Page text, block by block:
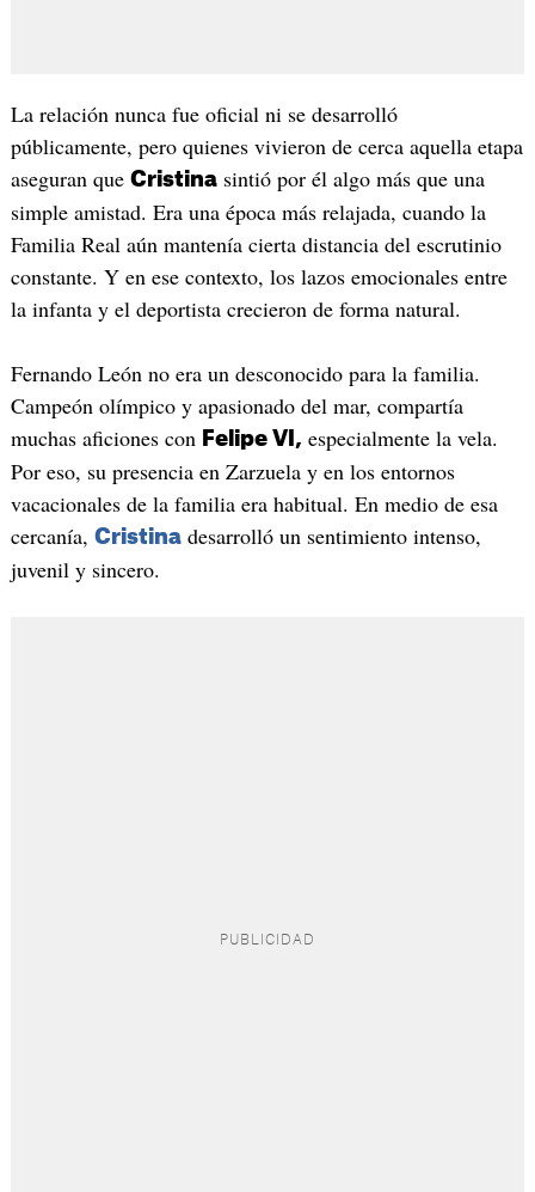
La relación nunca fue oficial ni se desarrolló
públicamente, pero quienes vivieron de cerca aquella etapa
aseguran que Cristinasintió por él algo más que una
simple amistad. Era una época más relajada, cuando la
Familia Real aún mantenía cierta distancia del escrutinio
constante. Y en ese contexto, los lazos emocionales entre
la infanta y el deportista crecieron de forma natural.
Fernando León no era un desconocido para la familia.
Campeón olímpico y apasionado del mar, compartía
muchas aficiones con Felipe VI, especialmente la vela.
Por eso, su presencia en Zarzuela y en los entornos
vacacionales de la familia era habitual. En medio de esa
cercanía, Cristinadesarrolló un sentimiento intenso,
juvenil y sincero.